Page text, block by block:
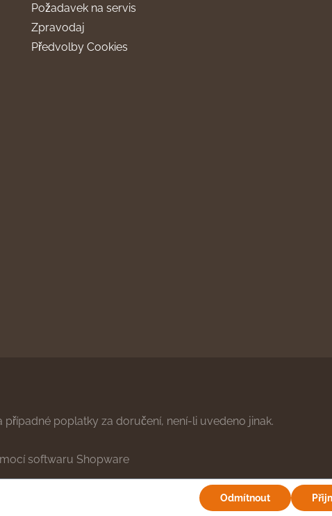
Požadavek na servis
Zpravodaj
Předvolby Cookies
případné poplatky za doručení, není-li uvedeno jinak.
softwaru Shopware
Odmítnout